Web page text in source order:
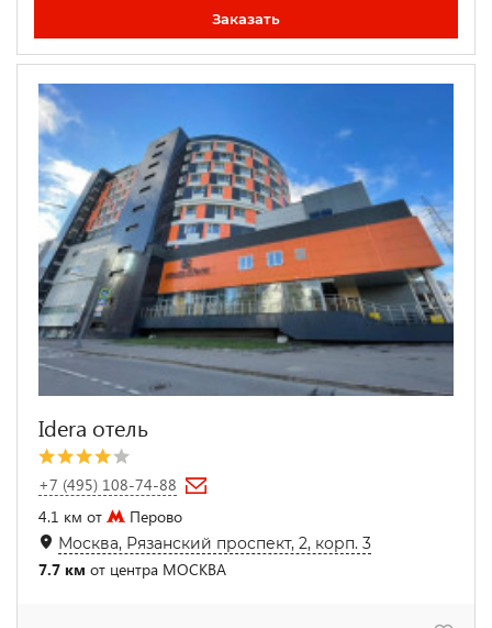
Заказать
Idera отель
+7 (495) 108-74-88
4.1 км от
Перово
Москва, Рязанский проспект, 2, корп. 3
7.7 км от центра МОСКВА